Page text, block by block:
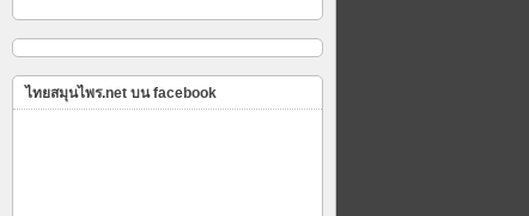
ไทยสมุนไพร.net บน facebook